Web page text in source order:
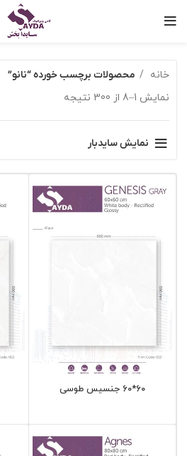
خانه
محصولات برچسب خورده “نانو”
نمایش 1–8 از 300 نتیجه
نمایش سایدبار
60*60 جنسیس طوسی